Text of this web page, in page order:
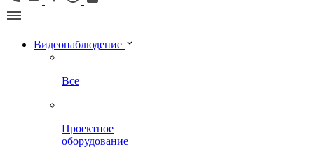
Видеонаблюдение
Все
Проектное
оборудование